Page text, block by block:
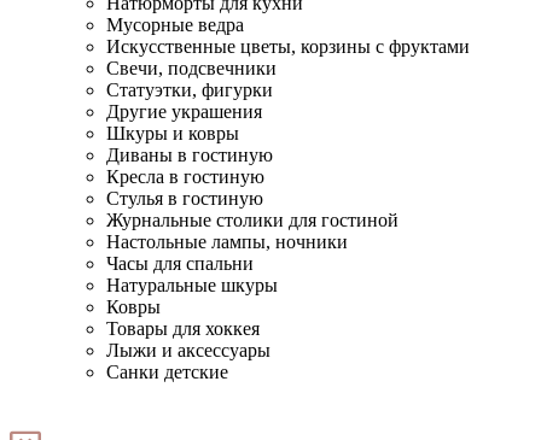
Мусорные ведра
Искусственные цветы, корзины с фруктами
Свечи, подсвечники
Статуэтки, фигурки
Другие украшения
Шкуры и ковры
Диваны в гостиную
Кресла в гостиную
Стулья в гостиную
Журнальные столики для гостиной
Настольные лампы, ночники
Часы для спальни
Натуральные шкуры
Ковры
Товары для хоккея
Лыжи и аксессуары
Санки детские